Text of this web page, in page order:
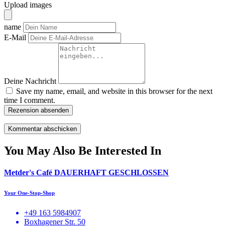
Upload images
name
E-Mail
Deine Nachricht
Save my name, email, and website in this browser for the next
time I comment.
Rezension absenden
You May Also Be Interested In
Metder's Café DAUERHAFT GESCHLOSSEN
Your One-Stop-Shop
+49 163 5984907
Boxhagener Str. 50